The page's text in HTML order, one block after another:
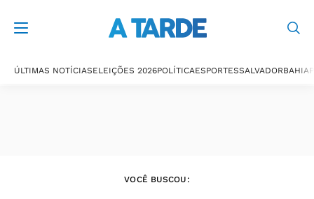
ÚLTIMAS NOTÍCIASELEIÇÕES 2026POLÍTICAESPORTESSALVADORBAHIA
VOCÊ BUSCOU: